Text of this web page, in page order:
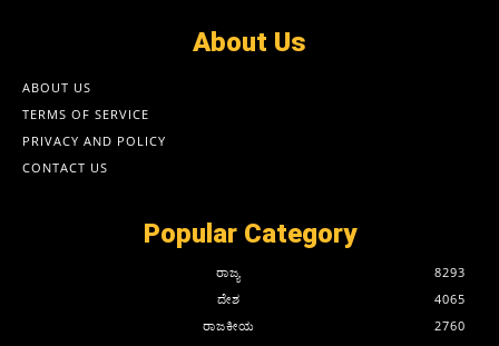
About Us
ABOUT US
TERMS OF SERVICE
PRIVACY AND POLICY
CONTACT US
Popular Category
ರಾಜ್ಯ
8293
ದೇಶ
4065
ರಾಜಕೀಯ
2760